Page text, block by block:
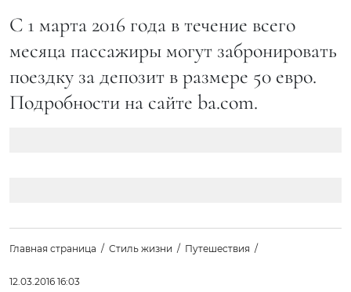
С 1 марта 2016 года в течение всего
месяца пассажиры могут забронировать
поездку за депозит в размере 50 евро.
Подробности на сайте ba.com.
Главная страница Стиль жизни Путешествия
12.03.2016 16:03